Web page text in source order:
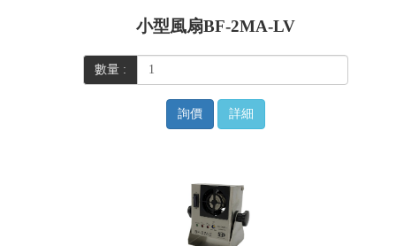
小型風扇BF-2MA-LV
數量 :
詢價 詳細